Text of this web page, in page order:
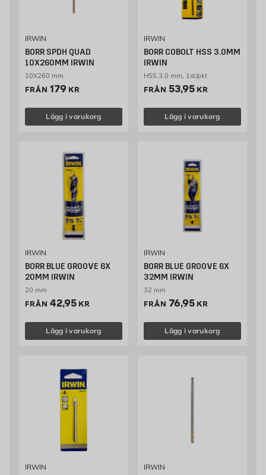
IRWIN
BORR SPDH QUAD
10X260MM IRWIN
10X260 mm
FRÅN Pris 179 kr
179 KR
Lägg i varukorg
IRWIN
BORR COBOLT HSS 3.0MM
IRWIN
HSS 3.0 mm, 1st/pkt
FRÅN Pris 53.95 kr
53,95 KR
Lägg i varukorg
IRWIN
BORR BLUE GROOVE 6X
20MM IRWIN
20 mm
FRÅN Pris 42.95 kr
42,95 KR
Lägg i varukorg
IRWIN
BORR BLUE GROOVE 6X
32MM IRWIN
32 mm
FRÅN Pris 76.95 kr
76,95 KR
Lägg i varukorg
IRWIN IRWIN